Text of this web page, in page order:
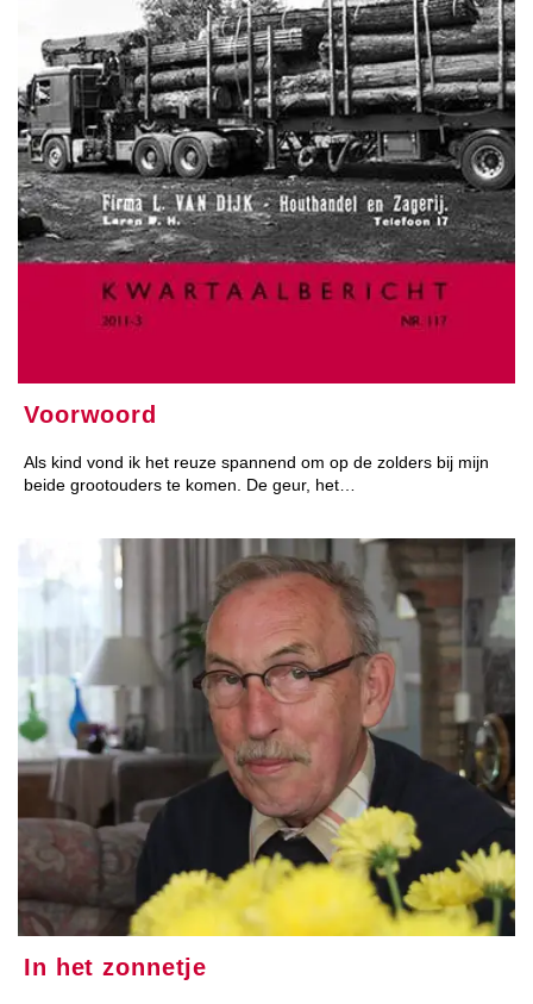
Voorwoord
Als kind vond ik het reuze spannend om op de zolders bij mijn
beide grootouders te komen. De geur, het…
In het zonnetje